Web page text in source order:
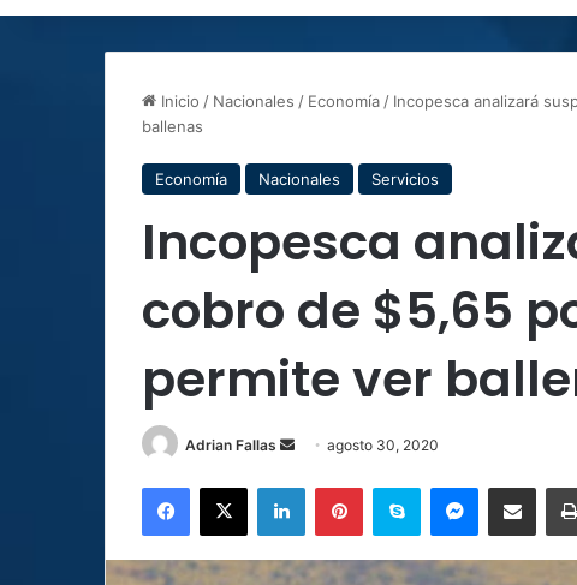
Inicio / Nacionales / Economía / Incopesca analizará
ballenas
Economía Nacionales Servicios
Incopesca
cobro de $5,65
permite ver
Adrian Fallas
Sendagosto 30, 2020
Facebook
X LinkedInPinterestSkype Messenger
Compartir por